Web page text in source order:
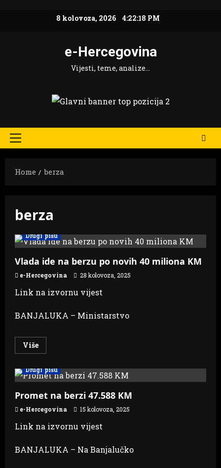
8 kolovoza, 2026 4:22:18 PM
e-Hercegovina
Vijesti, teme, analize…
Primary
Home
berza
berza
Drugi pišu
Vlada ide na berzu po novih 40 miliona KM
e-Hercegovina 28 kolovoza, 2025
Link na izvornu vijest
BANJALUKA – Ministarstvo
VišeRead
more
ide
na
po
novih
40
miliona
KM
Drugi pišu
Promet na berzi 47.588 KM
e-Hercegovina 15 kolovoza, 2025
Link na izvornu vijest
BANJALUKA – Na Banjalučko